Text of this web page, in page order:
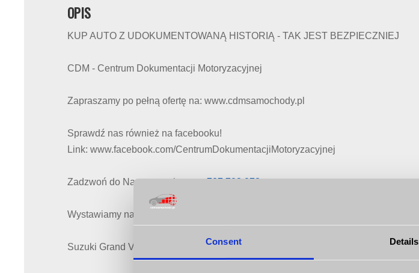
Consent Details
OPIS
KUP AUTO Z UDOKUMENTOWANĄ HISTORIĄ - TAK JEST BEZPIECZNIEJ
CDM - Centrum Dokumentacji Motoryzacyjnej
Zapraszamy po pełną ofertę na: www.cdmsamochody.pl
Sprawdź nas również na facebooku!
Link: www.facebook.com/CentrumDokumentacjiMotoryzacyjnej
Zadzwoń do Nas po swoje auto:727 708 078
Wystawiamy na prośbę naszego klienta:
Suzuki Grand Vitara 1.9 Diesel z 2009 roku.